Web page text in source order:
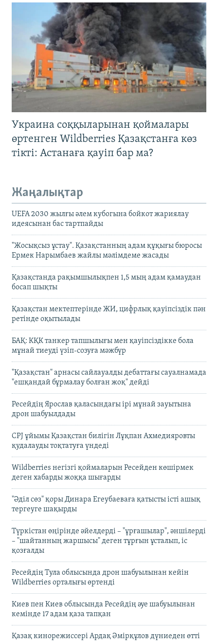
Украина соққыларынан қоймалары
өртенген Wildberries Қазақстанға көз
тікті: Астанаға қауіп бар ма?
Жаңалықтар
UEFA 2030 жылғы әлем кубогына бойкот жариялау
идеясынан бас тартпайды
"Жосықсыз ұстау". Қазақстанның адам құқығы бюросы
Ермек Нарымбаев жайлы мәлімдеме жасады
Қазақстанда рақымшылықпен 1,5 мың адам қамаудан
босап шықты
Қазақстан мектептерінде ЖИ, цифрлық қауіпсіздік пән
ретінде оқытылады
БАҚ: КҚК танкер тапшылығы мен қауіпсіздікке бола
мұнай тиеуді үзіп-созуға мәжбүр
"Қазақстан" арнасы сайлауалды дебаттағы сауалнамада
"ешқандай бұрмалау болған жоқ" дейді
Ресейдің Ярослав қаласындағы ірі мұнай зауытына
дрон шабуылдады
CPJ ұйымы Қазақстан билігін Лұқпан Ахмедияровты
қудалауды тоқтатуға үндеді
Wildberries негізгі қоймаларын Ресейден көшірмек
деген хабарды жоққа шығарды
"Әділ сөз" қоры Динара Егеубаеваға қатысты істі ашық
тергеуге шақырды
Түркістан өңірінде әйелдерді – "ұрғашылар", әншілерді
– "шайтанның жаршысы" деген тұрғын ұсталып, іс
қозғалды
Ресейдің Тула облысында дрон шабуылынан кейін
Wildberries орталығы өртенді
Киев пен Киев облысында Ресейдің әуе шабуылынан
кемінде 17 адам қаза тапқан
Қазақ кинорежиссері Ардақ Әмірқұлов дүниеден өтті